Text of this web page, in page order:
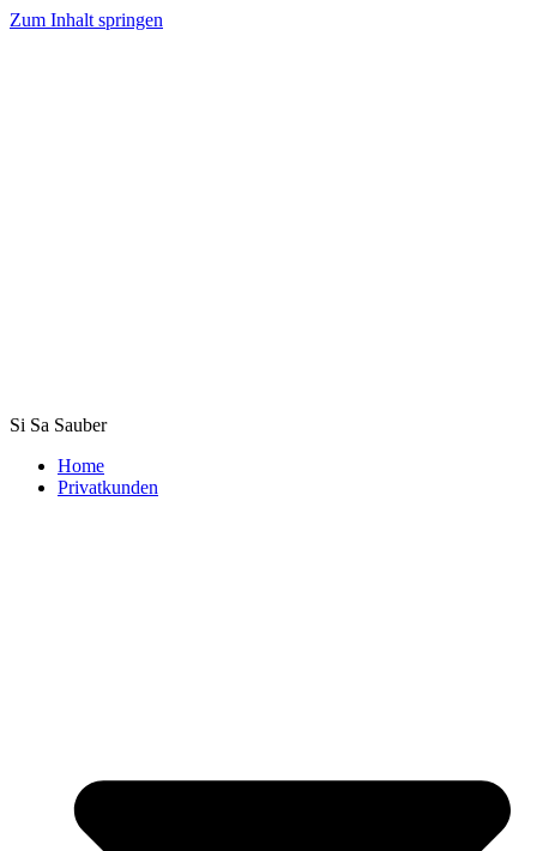
Zum Inhalt springen
Si Sa Sauber
Home
Privatkunden